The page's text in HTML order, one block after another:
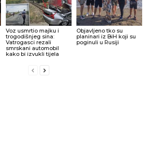
Voz usmrtio majku i
trogodišnjeg sina:
Vatrogasci rezali
smrskani automobil
kako bi izvukli tijela
Objavljeno tko su
planinari iz BiH koji su
poginuli u Rusiji